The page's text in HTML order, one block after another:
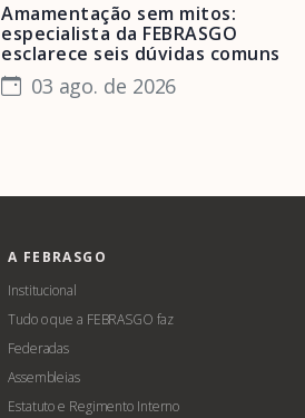
Amamentação sem mitos:
especialista da FEBRASGO
esclarece seis dúvidas comuns
03 ago. de 2026
A FEBRASGO
Institucional
Tudo o que a FEBRASGO faz
Federadas
Assembleias
Estatuto e Regimento Interno